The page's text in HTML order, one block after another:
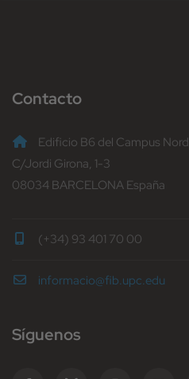
Contacto
Edificio B6 del Campus Nord
C/Jordi Girona, 1-3
08034 BARCELONA España
(+34) 93 401 70 00
informacio@fib.upc.edu
Síguenos